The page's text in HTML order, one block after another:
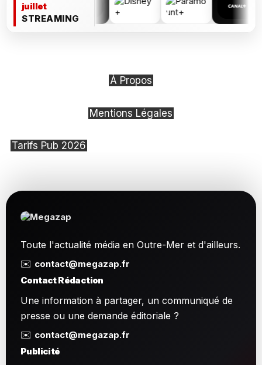
juillet
STREAMING
À Propos
Mentions Légales
Tarifs Pub 2026
Toute l'actualité média en Outre-Mer et d'ailleurs.
✉️ contact@megazap.fr
Contact Rédaction
Une information à partager, un communiqué de
presse ou une demande éditoriale ?
✉️ contact@megazap.fr
Publicité